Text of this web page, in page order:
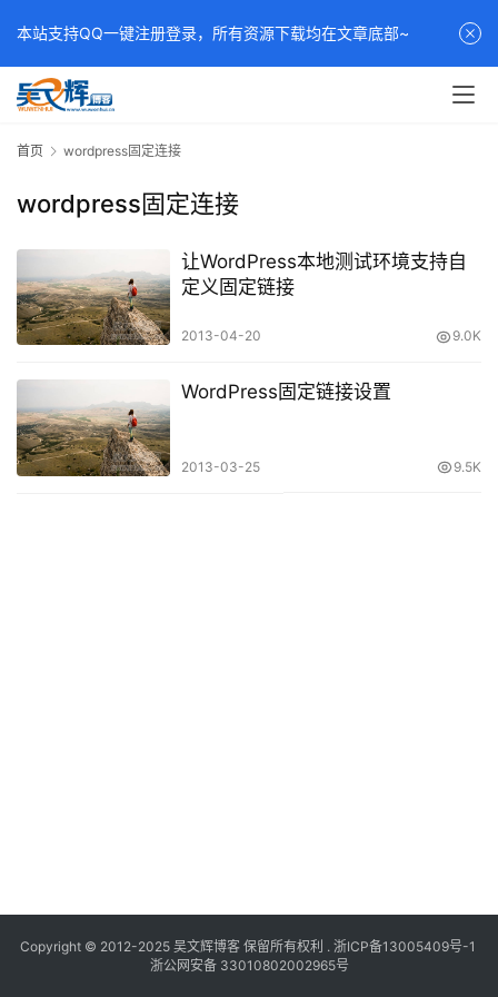
首页 wordpress固定连接
wordpress固定连接
让WordPress本地测试环境支持自
定义固定链接
2013-04-20 9.0K
WordPress固定链接设置
2013-03-25 9.5K
Copyright © 2012-2025 吴文辉博客保留所有权利 . 浙ICP备13005409号-1
浙公网安备 33010802002965号
本站支持QQ一键注册登录，所有资源下载均在文章底部~